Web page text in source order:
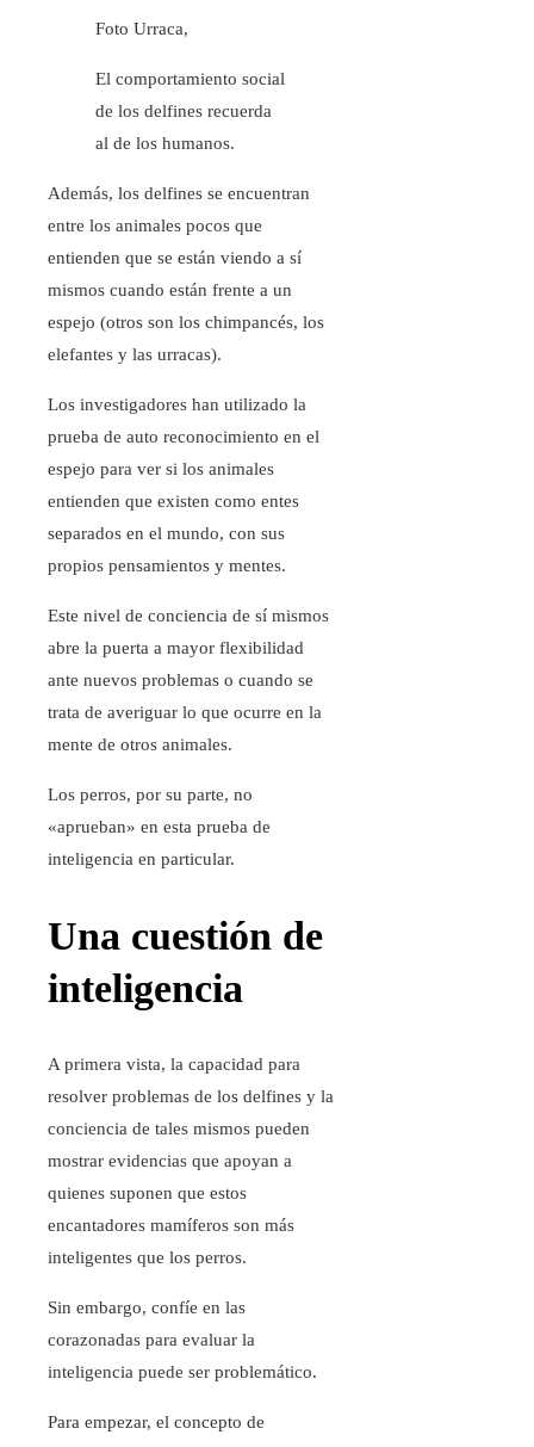
Foto Urraca,
El comportamiento social
de los delfines recuerda
al de los humanos.
Además, los delfines se encuentran
entre los animales pocos que
entienden que se están viendo a sí
mismos cuando están frente a un
espejo (otros son los chimpancés, los
elefantes y las urracas).
Los investigadores han utilizado la
prueba de auto reconocimiento en el
espejo para ver si los animales
entienden que existen como entes
separados en el mundo, con sus
propios pensamientos y mentes.
Este nivel de conciencia de sí mismos
abre la puerta a mayor flexibilidad
ante nuevos problemas o cuando se
trata de averiguar lo que ocurre en la
mente de otros animales.
Los perros, por su parte, no
«aprueban» en esta prueba de
inteligencia en particular.
Una cuestión de
inteligencia
A primera vista, la capacidad para
resolver problemas de los delfines y la
conciencia de tales mismos pueden
mostrar evidencias que apoyan a
quienes suponen que estos
encantadores mamíferos son más
inteligentes que los perros.
Sin embargo, confíe en las
corazonadas para evaluar la
inteligencia puede ser problemático.
Para empezar, el concepto de